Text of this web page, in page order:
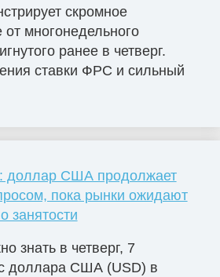
скромное
от многонедельного
ранее в четверг.
ставки ФРС и сильный
доллар США продолжает
пока рынки ожидают
занятости
знать в четверг, 7
доллара США (USD) в